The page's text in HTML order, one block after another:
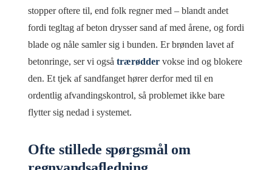
stopper oftere til, end folk regner med – blandt andet
fordi tegltag af beton drysser sand af med årene, og fordi
blade og nåle samler sig i bunden. Er brønden lavet af
betonringe, ser vi også trærødder vokse ind og blokere
den. Et tjek af sandfanget hører derfor med til en
ordentlig afvandingskontrol, så problemet ikke bare
flytter sig nedad i systemet.
Ofte stillede spørgsmål om